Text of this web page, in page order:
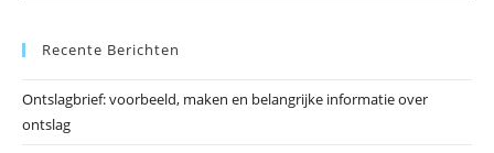
Recente Berichten
Ontslagbrief: voorbeeld, maken en belangrijke informatie over
ontslag